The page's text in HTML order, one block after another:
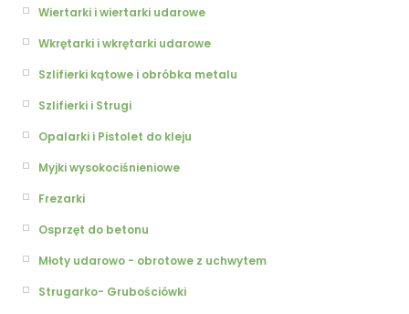
Wiertarki i wiertarki udarowe
Wkrętarki i wkrętarki udarowe
Szlifierki kątowe i obróbka metalu
Szlifierki i Strugi
Opalarki i Pistolet do kleju
Myjki wysokociśnieniowe
Frezarki
Osprzęt do betonu
Młoty udarowo - obrotowe z uchwytem
Strugarko- Grubościówki